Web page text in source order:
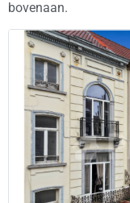
bovenaan.